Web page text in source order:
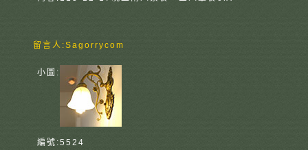
留言人:Sagorrycom
小圖:
編號:5524